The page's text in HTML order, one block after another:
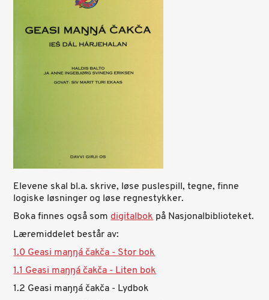
Elevene skal bl.a. skrive, løse puslespill, tegne, finne
logiske løsninger og løse regnestykker.
Boka finnes også somdigitalbokpå Nasjonalbiblioteket.
Læremiddelet består av:
1.0 Geasi maŋŋá čakča - Stor bok
1.1 Geasi maŋŋá čakča - Liten bok
1.2 Geasi maŋŋá čakča - Lydbok